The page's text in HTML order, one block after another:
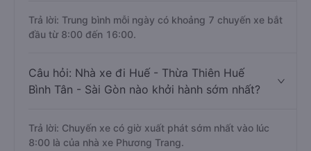
Trả lời: Trung bình mỗi ngày có khoảng 7 chuyến xe bắt
đầu từ 8:00 đến 16:00.
Câu hỏi: Nhà xe đi Huế - Thừa Thiên Huế
Bình Tân - Sài Gòn nào khởi hành sớm nhất?
Trả lời: Chuyến xe có giờ xuất phát sớm nhất vào lúc
8:00 là của nhà xe Phương Trang.